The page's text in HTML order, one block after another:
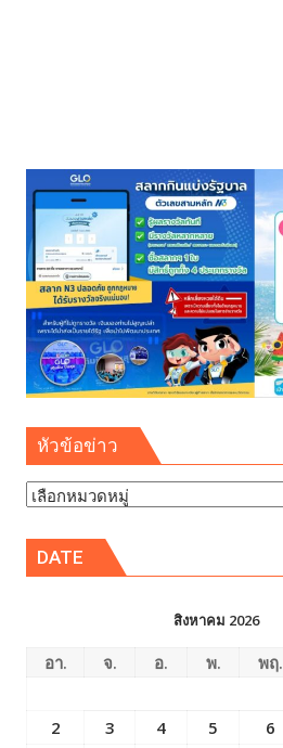
หัวข้อข่าว
หัวข้อ
DATE
สิงหาคม 2026
อา. จ. อ. พ. พฤ.
2
3 4 5 6